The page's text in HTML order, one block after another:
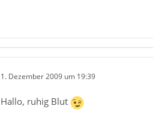
1. Dezember 2009 um 19:39
Hallo, ruhig Blut